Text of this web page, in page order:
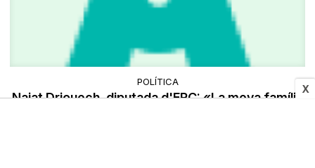
X
POLÍTICA
Najat Driouech, diputada d'ERC: «La meva família